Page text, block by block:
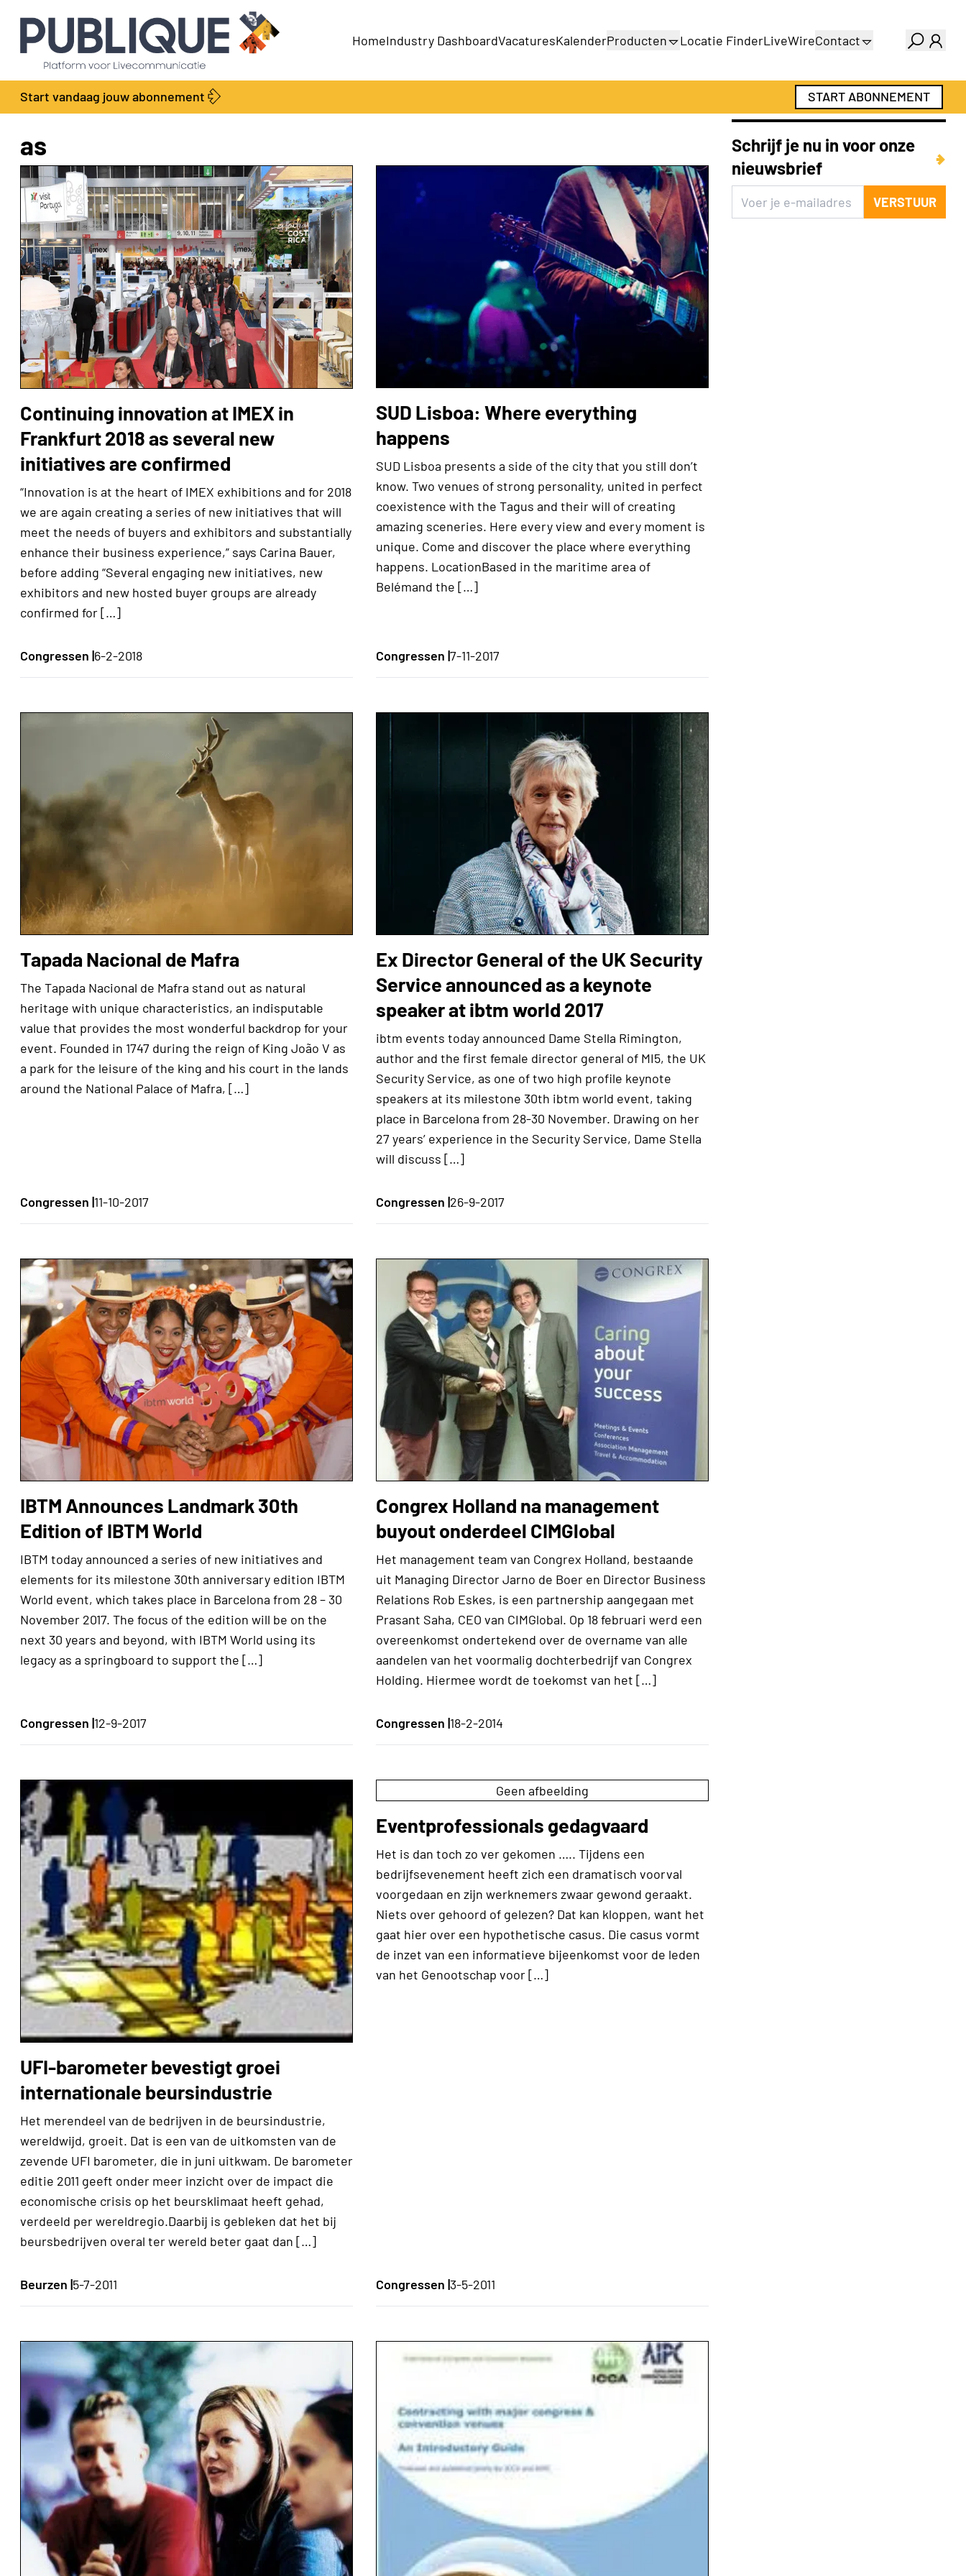
HomeIndustry DashboardVacaturesKalenderProducten
Productengids
Locatie FinderLiveWireContact
Adverteren
Abonnementen
Start vandaag jouw abonnement START ABONNEMENT
as
Continuing innovation at IMEX in
Frankfurt 2018 as several new
initiatives are confirmed
“Innovation is at the heart of IMEX exhibitions and for 2018
we are again creating a series of new initiatives that will
meet the needs of buyers and exhibitors and substantially
enhance their business experience,” says Carina Bauer,
before adding “Several engaging new initiatives, new
exhibitors and new hosted buyer groups are already
confirmed for […]
Congressen |6-2-2018
SUD Lisboa: Where everything
happens
SUD Lisboa presents a side of the city that you still don’t
know. Two venues of strong personality, united in perfect
coexistence with the Tagus and their will of creating
amazing sceneries. Here every view and every moment is
unique. Come and discover the place where everything
happens. LocationBased in the maritime area of
Belémand the […]
Congressen |7-11-2017
Tapada Nacional de Mafra
The Tapada Nacional de Mafra stand out as natural
heritage with unique characteristics, an indisputable
value that provides the most wonderful backdrop for your
event. Founded in 1747 during the reign of King João V as
a park for the leisure of the king and his court in the lands
around the National Palace of Mafra, […]
Congressen |11-10-2017
Ex Director General of the UK Security
Service announced as a keynote
speaker at ibtm world 2017
ibtm events today announced Dame Stella Rimington,
author and the first female director general of MI5, the UK
Security Service, as one of two high profile keynote
speakers at its milestone 30th ibtm world event, taking
place in Barcelona from 28-30 November. Drawing on her
27 years’ experience in the Security Service, Dame Stella
will discuss […]
Congressen |26-9-2017
IBTM Announces Landmark 30th
Edition of IBTM World
IBTM today announced a series of new initiatives and
elements for its milestone 30th anniversary edition IBTM
World event, which takes place in Barcelona from 28 – 30
November 2017. The focus of the edition will be on the
next 30 years and beyond, with IBTM World using its
legacy as a springboard to support the […]
Congressen |12-9-2017
Congrex Holland na management
buyout onderdeel CIMGlobal
Het management team van Congrex Holland, bestaande
uit Managing Director Jarno de Boer en Director Business
Relations Rob Eskes, is een partnership aangegaan met
Prasant Saha, CEO van CIMGlobal. Op 18 februari werd een
overeenkomst ondertekend over de overname van alle
aandelen van het voormalig dochterbedrijf van Congrex
Holding. Hiermee wordt de toekomst van het […]
Congressen |18-2-2014
UFI-barometer bevestigt groei
internationale beursindustrie
Het merendeel van de bedrijven in de beursindustrie,
wereldwijd, groeit. Dat is een van de uitkomsten van de
zevende UFI barometer, die in juni uitkwam. De barometer
editie 2011 geeft onder meer inzicht over de impact die
economische crisis op het beursklimaat heeft gehad,
verdeeld per wereldregio.Daarbij is gebleken dat het bij
beursbedrijven overal ter wereld beter gaat dan […]
Beurzen |5-7-2011
Geen afbeelding
Eventprofessionals gedagvaard
Het is dan toch zo ver gekomen ….. Tijdens een
bedrijfsevenement heeft zich een dramatisch voorval
voorgedaan en zijn werknemers zwaar gewond geraakt.
Niets over gehoord of gelezen? Dat kan kloppen, want het
gaat hier over een hypothetische casus. Die casus vormt
de inzet van een informatieve bijeenkomst voor de leden
van het Genootschap voor […]
Congressen |3-5-2011
Schrijf je nu in voor onze
nieuwsbrief
VERSTUUR